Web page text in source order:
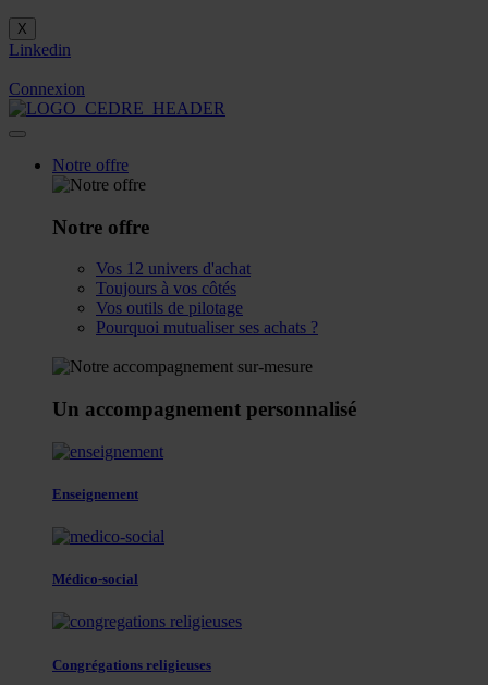
X
Linkedin
Connexion
Notre offre
Notre offre
Vos 12 univers d'achat
Toujours à vos côtés
Vos outils de pilotage
Pourquoi mutualiser ses achats ?
Un accompagnement personnalisé
Enseignement
Médico-social
Congrégations religieuses